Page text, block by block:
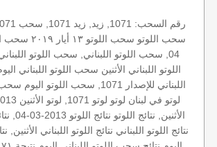
04, سحب اللوتو اللبناني, سحب اللوتو
اللوتو اللبناني الأثنين سحب اللوتو اللبناني
اللبناني للإصدار 1071, سحب
نتائج اللوتو اللبناني نتائج اللوتو اللبناني الأثنين,